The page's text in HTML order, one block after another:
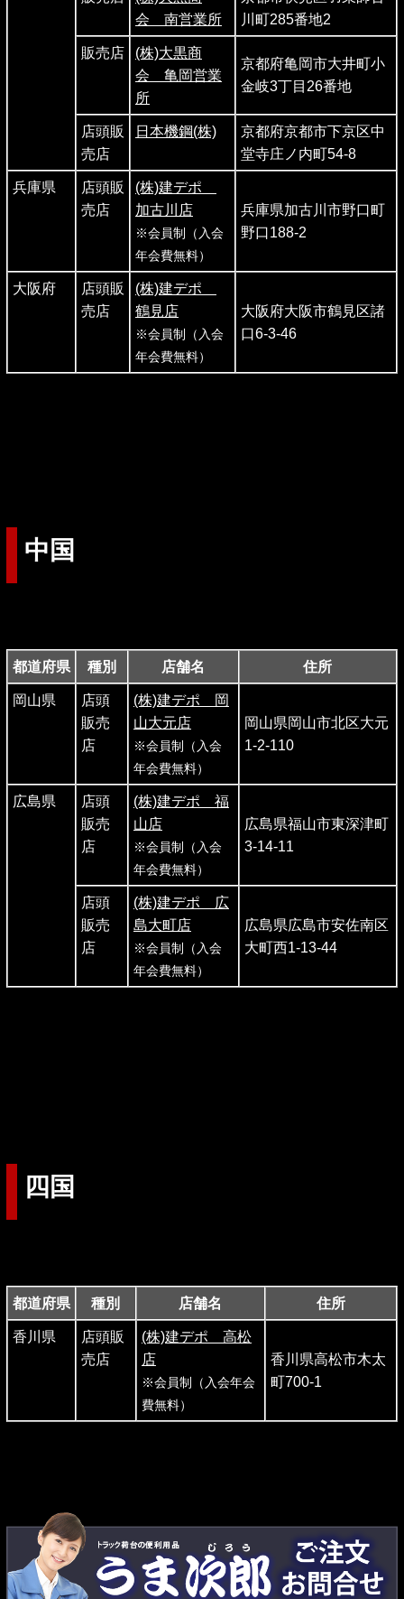
会 南営業所
川町285番地2
販売店
(株)大黒商
会 亀岡営業
所
京都府亀岡市大井町小
金岐3丁目26番地
店頭販
売店
日本機鋼(株)
京都府京都市下京区中
堂寺庄ノ内町54-8
兵庫県
店頭販
売店
(株)建デポ
加古川店
※会員制（入会
年会費無料）
兵庫県加古川市野口町
野口188-2
大阪府
店頭販
売店
(株)建デポ
鶴見店
※会員制（入会
年会費無料）
大阪府大阪市鶴見区諸
口6-3-46
中国
都道府県 種別 店舗名 住所
岡山県
店頭
販売
店
(株)建デポ 岡
山大元店
※会員制（入会
年会費無料）
岡山県岡山市北区大元
1-2-110
広島県
店頭
販売
店
(株)建デポ 福
山店
※会員制（入会
年会費無料）
広島県福山市東深津町
3-14-11
店頭
販売
店
(株)建デポ 広
島大町店
※会員制（入会
年会費無料）
広島県広島市安佐南区
大町西1-13-44
四国
都道府県 種別 店舗名 住所
香川県
店頭販
売店
(株)建デポ 高松
店
※会員制（入会年会
費無料）
香川県高松市木太
町700-1